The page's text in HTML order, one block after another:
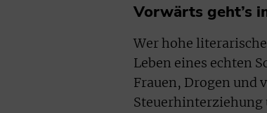
Vorwärts geht’s
Wer hohe
Leben eines echten
Frauen, Drogen und
Steuerhinterziehung